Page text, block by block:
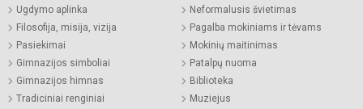
Ugdymo aplinka
Filosofija, misija, vizija
Pasiekimai
Gimnazijos simboliai
Gimnazijos himnas
Tradiciniai renginiai
Neformalusis švietimas
Pagalba mokiniams ir tėvams
Mokinių maitinimas
Patalpų nuoma
Biblioteka
Muziejus